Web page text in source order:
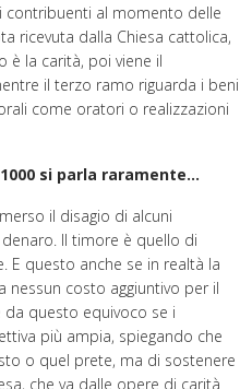
contribuenti al momento delle
ricevuta dalla Chiesa cattolica,
è la carità, poi viene il
il terzo ramo riguarda i beni
come oratori o realizzazioni
si parla raramente…
il disagio di alcuni
Il timore è quello di
E questo anche se in realtà la
nessun costo aggiuntivo per il
questo equivoco se i
più ampia, spiegando che
o quel prete, ma di sostenere
che va dalle opere di carità